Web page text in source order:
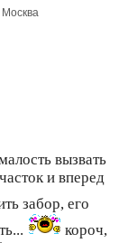
Москва
вызвать
и вперед
забор, его
короч,